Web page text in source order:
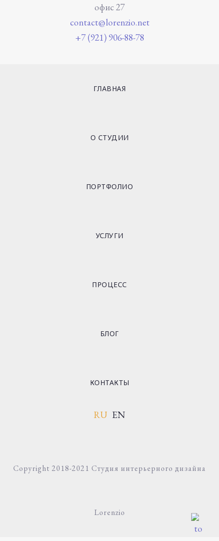
офис 27
contact@lorenzio.net
+7 (921) 906-88-78
ГЛАВНАЯ
О СТУДИИ
ПОРТФОЛИО
УСЛУГИ
ПРОЦЕСС
БЛОГ
КОНТАКТЫ
RU EN
Copyright 2018-2021 Студия интерьерного дизайна
Lorenzio